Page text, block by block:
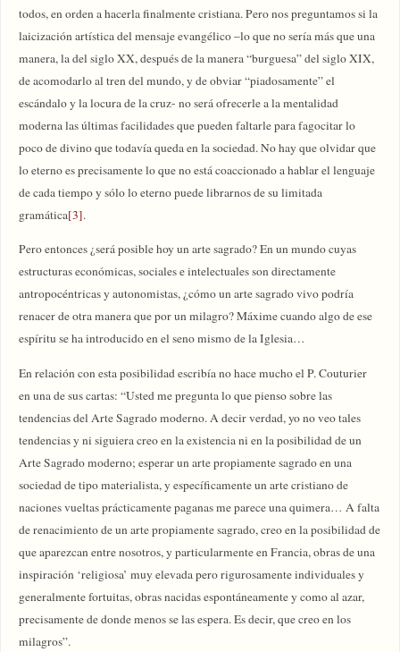
todos, en orden a hacerla finalmente cristiana. Pero nos preguntamos si la
laicización artística del mensaje evangélico –lo que no sería más que una
manera, la del siglo XX, después de la manera “burguesa” del siglo XIX,
de acomodarlo al tren del mundo, y de obviar “piadosamente” el
escándalo y la locura de la cruz- no será ofrecerle a la mentalidad
moderna las últimas facilidades que pueden faltarle para fagocitar lo
poco de divino que todavía queda en la sociedad. No hay que olvidar que
lo eterno es precisamente lo que no está coaccionado a hablar el lenguaje
de cada tiempo y sólo lo eterno puede librarnos de su limitada
gramática[3].
Pero entonces ¿será posible hoy un arte sagrado? En un mundo cuyas
estructuras económicas, sociales e intelectuales son directamente
antropocéntricas y autonomistas, ¿cómo un arte sagrado vivo podría
renacer de otra manera que por un milagro? Máxime cuando algo de ese
espíritu se ha introducido en el seno mismo de la Iglesia…
En relación con esta posibilidad escribía no hace mucho el P. Couturier
en una de sus cartas: “Usted me pregunta lo que pienso sobre las
tendencias del Arte Sagrado moderno. A decir verdad, yo no veo tales
tendencias y ni siguiera creo en la existencia ni en la posibilidad de un
Arte Sagrado moderno; esperar un arte propiamente sagrado en una
sociedad de tipo materialista, y específicamente un arte cristiano de
naciones vueltas prácticamente paganas me parece una quimera… A falta
de renacimiento de un arte propiamente sagrado, creo en la posibilidad de
que aparezcan entre nosotros, y particularmente en Francia, obras de una
inspiración ‘religiosa’ muy elevada pero rigurosamente individuales y
generalmente fortuitas, obras nacidas espontáneamente y como al azar,
precisamente de donde menos se las espera. Es decir, que creo en los
milagros”.